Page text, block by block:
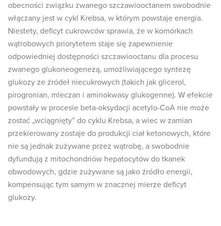
obecności związku zwanego szczawiooctanem swobodnie
włączany jest w cykl Krebsa, w którym powstaje energia.
Niestety, deficyt cukrowców sprawia, że w komórkach
wątrobowych priorytetem staje się zapewnienie
odpowiedniej dostępności szczawiooctanu dla procesu
zwanego glukoneogenezą, umożliwiającego syntezę
glukozy ze źródeł niecukrowych (takich jak glicerol,
pirogronian, mleczan i aminokwasy glukogenne). W efekcie
powstały w procesie beta-oksydacji acetylo-CoA nie może
zostać „wciągnięty” do cyklu Krebsa, a wiec w zamian
przekierowany zostaje do produkcji ciał ketonowych, które
nie są jednak zużywane przez wątrobę, a swobodnie
dyfundują z mitochondriów hepatocytów do tkanek
obwodowych, gdzie zużywane są jako źródło energii,
kompensując tym samym w znacznej mierze deficyt
glukozy.